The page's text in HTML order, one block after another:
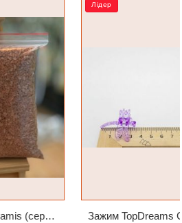
Субстрат Seramis (серамис) універсальний - гранульована глина стандартного разміра для всіх рослин 1 л Зажим TopDreams Стрекоза для крепления цветоноса орхидеи